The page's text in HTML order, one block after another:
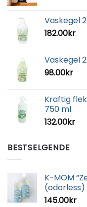
Vaskegel
182.00kr
Vaskegel
98.00kr
Kraftig
750 ml
132.00kr
BESTSELGENDE
K-MOM
(odorless)
145.00kr